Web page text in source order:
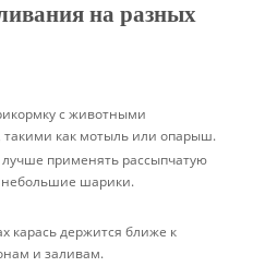
на разных
с животными
такими как мотыль или опарыш.
применять рассыпчатую
небольшие шарики.
карась держится ближе к
и заливам.